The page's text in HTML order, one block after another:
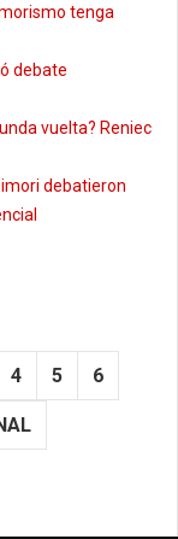
tenga
debate
vuelta? Reniec
debatieron
4 5 6